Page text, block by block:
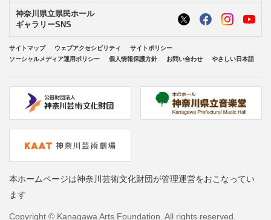
神奈川県立県民ホール
ギャラリーSNS
サイトマップ ウェブアクセシビリティ
サイトポリシー
ソーシャルメディア運用ポリシー
個人情報保護方針 お問い合わせ やさしい日本語
本ホームページは神奈川芸術文化財団が管理運営をおこなってい
ます
Copyright © Kanagawa Arts Foundation. All rights reserved.